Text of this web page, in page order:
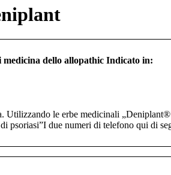
medicina dello allopathic Indicato in:
Utilizzando le erbe medicinali
psoriasi”I due numeri di telefono qui di